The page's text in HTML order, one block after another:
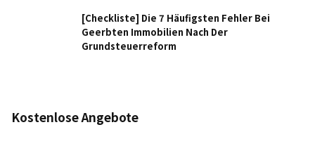
[Checkliste] Die 7 Häufigsten Fehler Bei
Geerbten Immobilien Nach Der
Grundsteuerreform
Kostenlose Angebote